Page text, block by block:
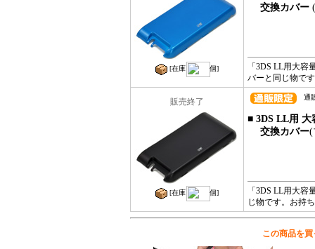
[在庫 個]
交換カバー
「3DS LL用大
バーと同じ物で
販売終了
[在庫 個]
通
■ 3DS LL用 大
交換カバー(
「3DS LL用大
じ物です。お持
この商品を